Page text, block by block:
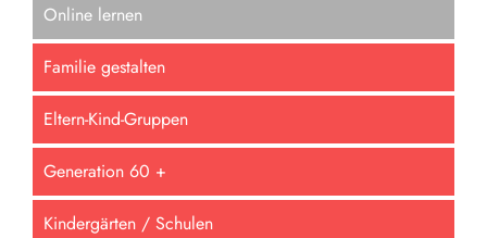
Online lernen
Familie gestalten
Eltern-Kind-Gruppen
Generation 60 +
Kindergärten / Schulen